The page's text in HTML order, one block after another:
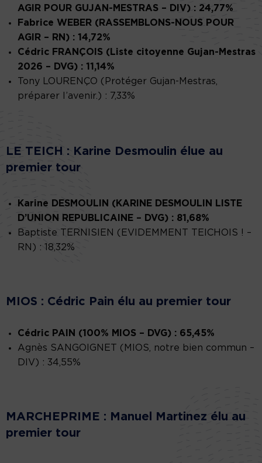
AGIR POUR GUJAN-MESTRAS – DIV) : 24,77%
Fabrice WEBER (RASSEMBLONS-NOUS POUR
AGIR – RN) : 14,72%
Cédric FRANÇOIS (Liste citoyenne Gujan-Mestras
2026 – DVG) : 11,14%
Tony LOURENÇO (Protéger Gujan-Mestras,
préparer l’avenir.) : 7,33%
LE TEICH : Karine Desmoulin élue au
premier tour
Karine DESMOULIN (KARINE DESMOULIN LISTE
D’UNION REPUBLICAINE – DVG) : 81,68%
Baptiste TERNISIEN (EVIDEMMENT TEICHOIS ! –
RN) : 18,32%
MIOS : Cédric Pain élu au premier tour
Cédric PAIN (100% MIOS – DVG) : 65,45%
Agnès SANGOIGNET (MIOS, notre bien commun –
DIV) : 34,55%
MARCHEPRIME : Manuel Martinez élu au
premier tour